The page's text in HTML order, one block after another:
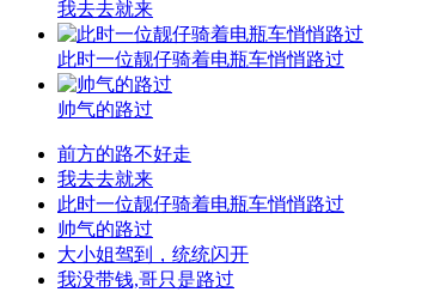
我去去就来
此时一位靓仔骑着电瓶车悄悄路过
帅气的路过
前方的路不好走
我去去就来
此时一位靓仔骑着电瓶车悄悄路过
帅气的路过
大小姐驾到，统统闪开
我没带钱,哥只是路过